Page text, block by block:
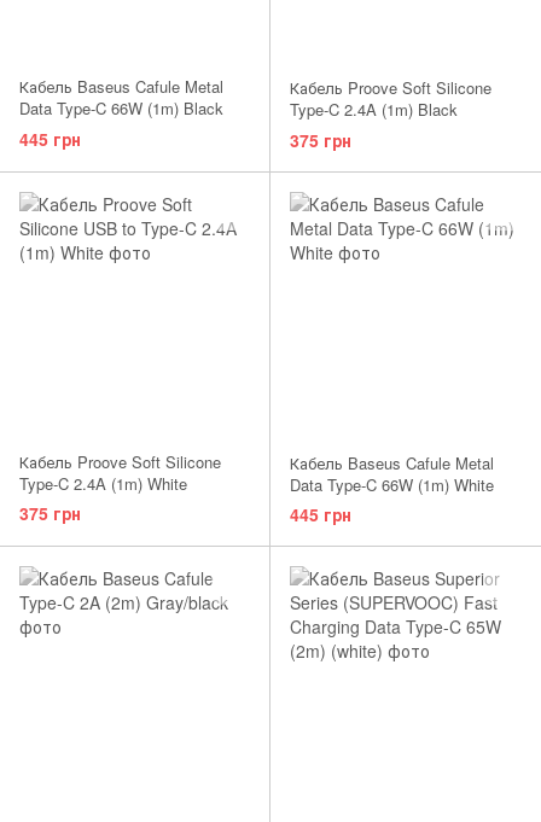
Кабель Baseus Cafule Metal
Data Type-C 66W (1m) Black
445 грн
Кабель Proove Soft Silicone
Type-C 2.4A (1m) Black
375 грн
Кабель Proove Soft Silicone
Type-C 2.4A (1m) White
375 грн
Кабель Baseus Cafule Metal
Data Type-C 66W (1m) White
445 грн